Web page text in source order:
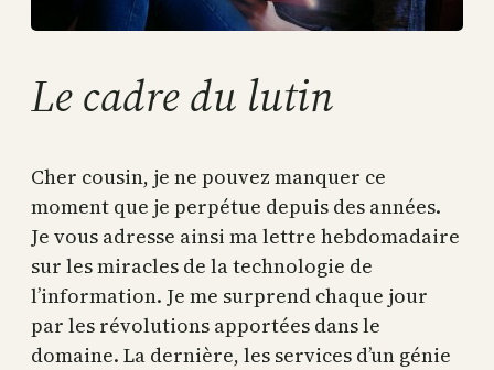
Le cadre du lutin
Cher cousin, je ne pouvez manquer ce
moment que je perpétue depuis des années.
Je vous adresse ainsi ma lettre hebdomadaire
sur les miracles de la technologie de
l’information. Je me surprend chaque jour
par les révolutions apportées dans le
domaine. La dernière, les services d’un génie